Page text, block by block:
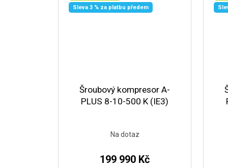
Sleva 3 % za platbu předem
Šroubový kompresor A-
PLUS 8-10-500 K (IE3)
Na dotaz
199 990 Kč